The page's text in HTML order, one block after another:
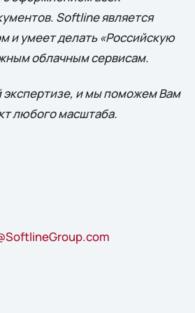
Softline является
и умеет делать «Российскую
облачным сервисам.
и мы поможем Вам
любого масштаба.